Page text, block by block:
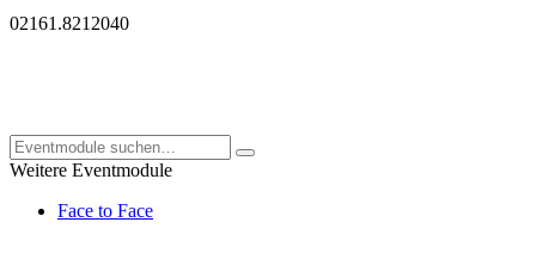
02161.8212040
Weitere Eventmodule
Face to Face